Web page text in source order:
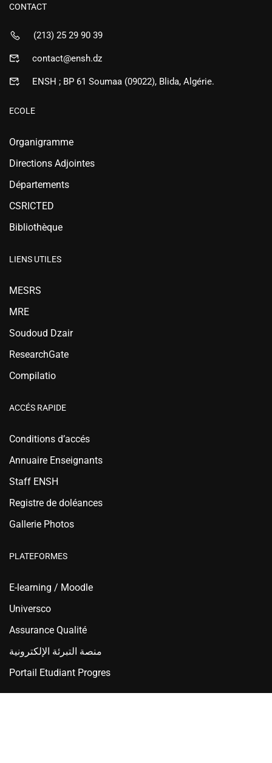
CONTACT
(213) 25 29 90 39
contact@ensh.dz
ENSH ; BP 61 Soumaa (09022), Blida, Algérie.
ECOLE
Organigramme
Directions Adjointes
Départements
CSRICTED
Bibliothèque
LIENS UTILES
MESRS
MRE
Soudoud Dzair
ResearchGate
Compilatio
ACCÉS RAPIDE
Conditions d’accés
Annuaire Enseignants
Staff ENSH
Registre de doléances
Gallerie Photos
PLATEFORMES
E-learning / Moodle
Universco
Assurance Qualité
منصة التبرئة الإلكترونية
Portail Etudiant Progres